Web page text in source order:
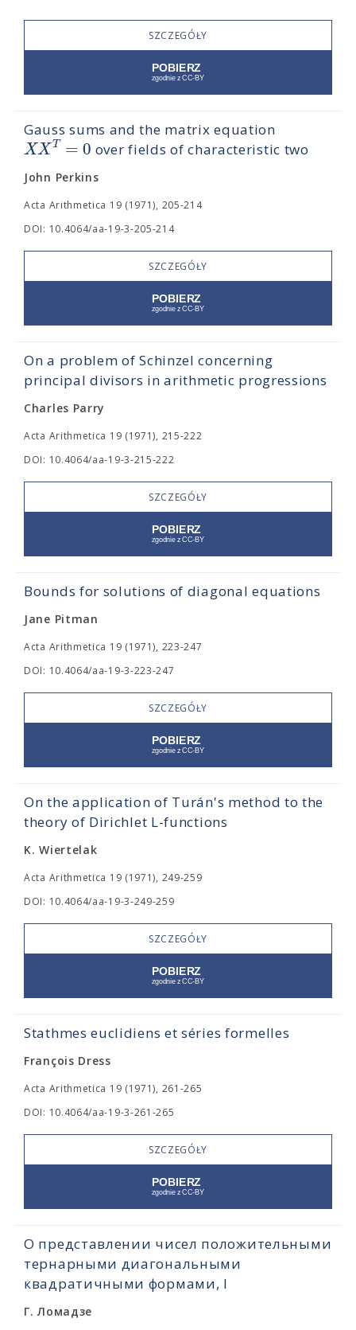
SZCZEGÓŁY
Gauss sums and the matrix equation
XXT = 0 over fields of characteristic two
John Perkins
Acta Arithmetica 19 (1971), 205-214
DOI: 10.4064/aa-19-3-205-214
SZCZEGÓŁY
On a problem of Schinzel concerning
principal divisors in arithmetic progressions
Charles Parry
Acta Arithmetica 19 (1971), 215-222
DOI: 10.4064/aa-19-3-215-222
SZCZEGÓŁY
Bounds for solutions of diagonal equations
Jane Pitman
Acta Arithmetica 19 (1971), 223-247
DOI: 10.4064/aa-19-3-223-247
SZCZEGÓŁY
On the application of Turán's method to the
theory of Dirichlet L-functions
K. Wiertelak
Acta Arithmetica 19 (1971), 249-259
DOI: 10.4064/aa-19-3-249-259
SZCZEGÓŁY
Stathmes euclidiens et séries formelles
François Dress
Acta Arithmetica 19 (1971), 261-265
DOI: 10.4064/aa-19-3-261-265
SZCZEGÓŁY
О представлении чисел положительными
тернарными диагональными
квадратичными формами, I
Г. Ломадзе